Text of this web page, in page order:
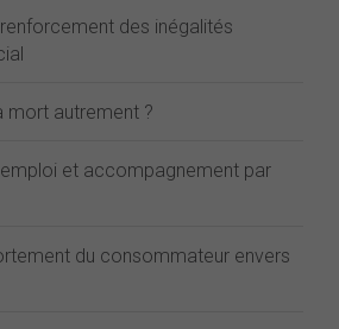
des inégalités
mort autrement ?
et accompagnement par
du consommateur envers